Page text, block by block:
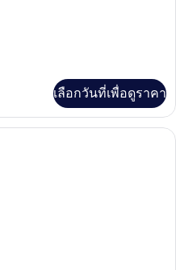
เลือกวันที่เพื่อดูราคา